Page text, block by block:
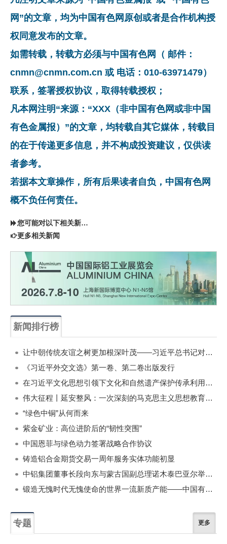
网”的文章，均为中国有色网原创或者是合作机构授
权同意发布的文章。
如需转载，转载方必须与中国有色网（ 邮件：
cnmn@cnmn.com.cn 或 电话：010-63971479）
联系，签署授权协议，取得转载授权；
凡本网注明“来源：“XXX（非中国有色网或非中国
有色金属报）”的文章，均转载自其它媒体，转载目
的在于传递更多信息，并不构成投资建议，仅供读
者参考。
若据本文章操作，所有后果读者自负，中国有色网
概不负任何责任。
您可能对以下相关新闻同样感兴趣
更多相关新闻
新闻排行榜
让中朝传统友谊之树更加根深叶茂——习近平总书记对朝鲜进行国事访问纪实
《习近平外交文选》第一卷、第二卷出版发行
在习近平文化思想引领下文化和自然遗产保护传承利用工作开创新局面
伟大征程丨延安整风：一次深刻的马克思主义思想教育运动
“绿色中铜”从何而来
紫金矿业：高位进阶后的“韧性突围”
中国恩菲与绿色动力签署战略合作协议
铸造铝合金期货交易一周年服务实体功能初显
中铝集团董事长段向东与蒙古国副总理诺木泰巴亚尔举行会谈
锻造无愧时代无愧使命的世界一流新质产能——中国有色金属工业的战略应对与破局之道（二）
专题 更多